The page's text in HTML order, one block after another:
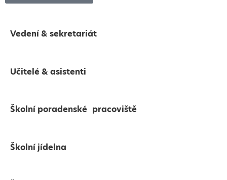
Vedení & sekretariát
Učitelé & asistenti
Školní poradenské pracoviště
Školní jídelna